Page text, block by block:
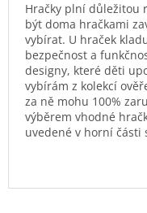
Hračky plní důležitou
být doma hračkami
vybírat. U hraček
bezpečnost a
designy, které děti
vybírám z kolekcí
za ně mohu 100%
výběrem vhodné
uvedené v horní části